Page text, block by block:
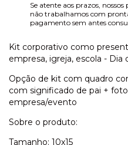
Se atente aos prazos,
não trabalhamos com
pagamento sem antes
Kit corporativo como
empresa, igreja, escola - Dia
Opção de kit com quadro
com significado de pai +
empresa/evento
Sobre o produto:
Tamanho: 10x15